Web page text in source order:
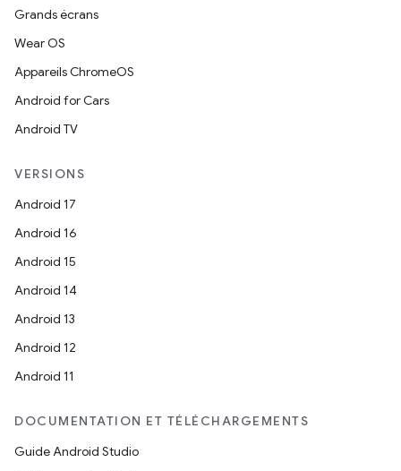
Grands écrans
Wear OS
Appareils ChromeOS
Android for Cars
Android TV
VERSIONS
Android 17
Android 16
Android 15
Android 14
Android 13
Android 12
Android 11
DOCUMENTATION ET TÉLÉCHARGEMENTS
Guide Android Studio